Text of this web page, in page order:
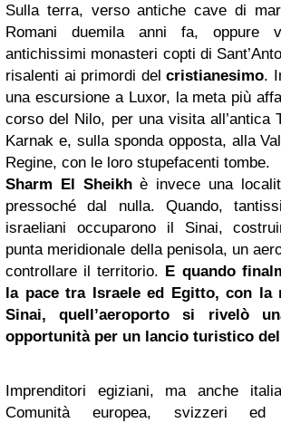
Sulla terra, verso antiche cave di
Romani duemila anni fa, oppure
antichissimi monasteri copti di
risalenti ai primordi delcristianesimo.
una escursione a Luxor, la meta più
corso del Nilo, per una visita all’antica
Karnak e, sulla sponda opposta, alla
Regine, con le loro stupefacenti tombe.
Sharm El Sheikhè invece una
pressoché dal nulla. Quando,
israeliani occuparono il Sinai,
punta meridionale della penisola, un
controllare il territorio. E quando
la pace tra Israeleed Egitto, con la
Sinai, quell’aeroporto si rivelò
opportunità per un lancio turistico
Imprenditori egiziani, ma anche
Comunità europea, svizzeri ed